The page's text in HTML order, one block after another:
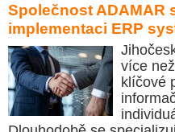
Společnost ADAMAR
implementaci ERP
více
klíčové